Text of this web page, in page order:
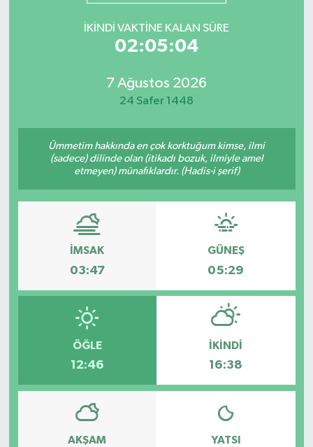
İKINDI VAKTINE KALAN SÜRE
02:05:04
7 Ağustos 2026
24 Safer 1448
Ümmetim hakkında en çok korktuğum kimse, ilmi
(sadece) dilinde olan (itikadı bozuk, ilmiyle amel
etmeyen) münafıklardır. (Hadis-i şerif)
İMSAK
03:47
GÜNEŞ
05:29
ÖĞLE
12:46
İKINDI
16:38
AKŞAM YATSI